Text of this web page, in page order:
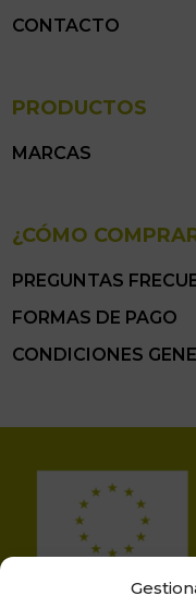
CONTACTO
PRODUCTOS
MARCAS
¿CÓMO
PREGUNTAS
FORMAS DE PAGO
CONDICIONES